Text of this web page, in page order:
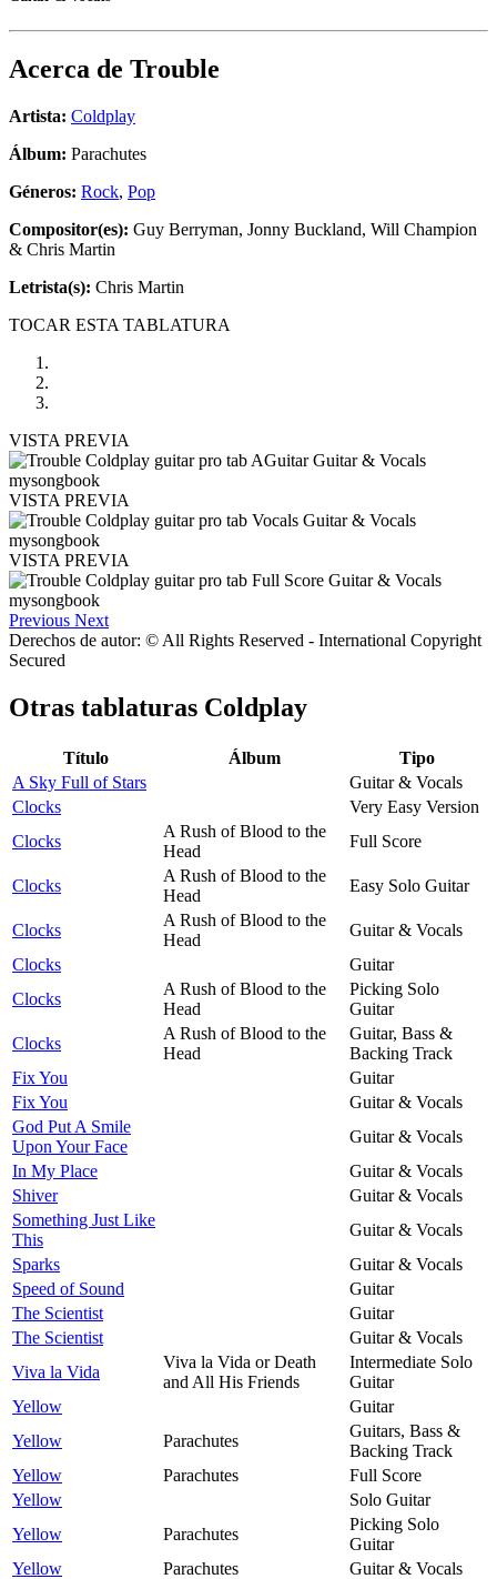
Acerca de Trouble
Artista: Coldplay
Álbum: Parachutes
Géneros: Rock, Pop
Compositor(es): Guy Berryman, Jonny Buckland, Will Champion
& Chris Martin
Letrista(s): Chris Martin
TOCAR ESTA TABLATURA
VISTA PREVIA
VISTA PREVIA
VISTA PREVIA
Previous Next
Derechos de autor: © All Rights Reserved - International Copyright
Secured
Otras tablaturas Coldplay
Título Álbum
Tipo
A Sky Full of Stars
Guitar & Vocals
Clocks
Very Easy Version
Clocks
A Rush of Blood to the
Head
Full Score
Clocks
A Rush of Blood to the
Head
Easy Solo Guitar
Clocks
A Rush of Blood to the
Head
Guitar & Vocals
Clocks
Guitar
Clocks
A Rush of Blood to the
Head
Picking Solo
Guitar
Clocks
A Rush of Blood to the
Head
Guitar, Bass &
Backing Track
Fix You
Guitar
Fix You
Guitar & Vocals
God Put A Smile
Upon Your Face
Guitar & Vocals
In My Place
Guitar & Vocals
Shiver
Guitar & Vocals
Something Just Like
This
Guitar & Vocals
Sparks
Guitar & Vocals
Speed of Sound
Guitar
The Scientist
Guitar
The Scientist
Guitar & Vocals
Viva la Vida
Viva la Vida or Death
and All His Friends
Intermediate Solo
Guitar
Yellow
Guitar
Yellow
Parachutes
Guitars, Bass &
Backing Track
Yellow
Parachutes
Full Score
Yellow
Solo Guitar
Yellow
Parachutes
Picking Solo
Guitar
Yellow
Parachutes
Guitar & Vocals